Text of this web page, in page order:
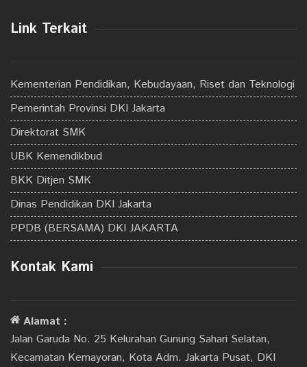
Link Terkait
Kementerian Pendidikan, Kebudayaan, Riset dan Teknologi
Pemerintah Provinsi DKI Jakarta
Direktorat SMK
UBK Kemendikbud
BKK Ditjen SMK
Dinas Pendidikan DKI Jakarta
PPDB (BERSAMA) DKI JAKARTA
Kontak Kami
Alamat :
Jalan Garuda No. 25 Kelurahan Gunung Sahari Selatan,
Kecamatan Kemayoran, Kota Adm. Jakarta Pusat, DKI